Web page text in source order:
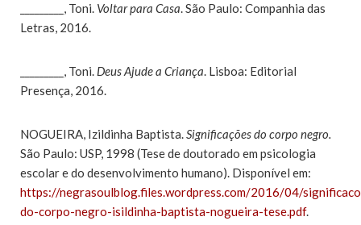
_________, Toni. Voltar para Casa. São Paulo: Companhia das
Letras, 2016.
_________, Toni. Deus Ajude a Criança. Lisboa: Editorial
Presença, 2016.
NOGUEIRA, Izildinha Baptista.Significações do corpo negro.
São Paulo: USP, 1998 (Tese de doutorado em psicologia
escolar e do desenvolvimento humano). Disponível em:
https://negrasoulblog.files.wordpress.com/2016/04/
do-corpo-negro-isildinha-baptista-nogueira-tese.pdf.